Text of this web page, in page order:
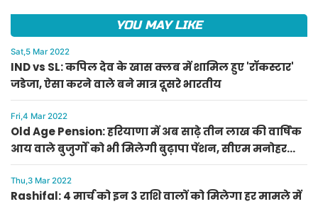
YOU MAY LIKE
Sat,5 Mar 2022
IND vs SL: कपिल देव के खास क्लब में शामिल हुए 'रॉकस्टार'
जडेजा, ऐसा करने वाले बने मात्र दूसरे भारतीय
Fri,4 Mar 2022
Old Age Pension: हरियाणा में अब साढ़े तीन लाख की वार्षिक
आय वाले बुजुर्गों को भी मिलेगी बुढ़ापा पेंशन, सीएम मनोहर
लाल का ऐलान
Thu,3 Mar 2022
Rashifal: 4 मार्च को इन 3 राशि वालों को मिलेगा हर मामले में